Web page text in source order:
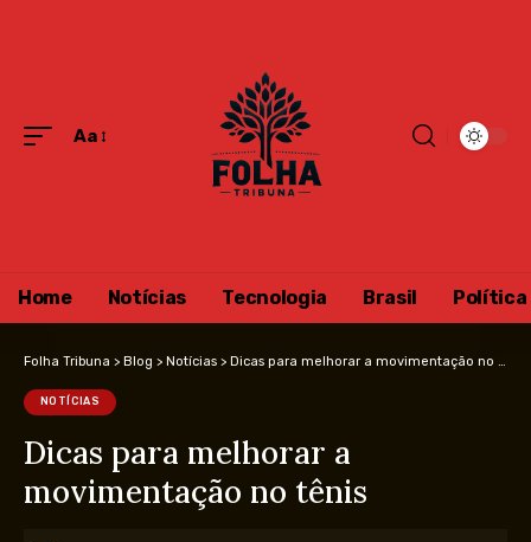
Aa
Home Notícias Tecnologia Brasil Política
Folha Tribuna > Blog > Notícias > Dicas para melhorar a movimentação no tênis
NOTÍCIAS
Dicas para melhorar a
movimentação no tênis